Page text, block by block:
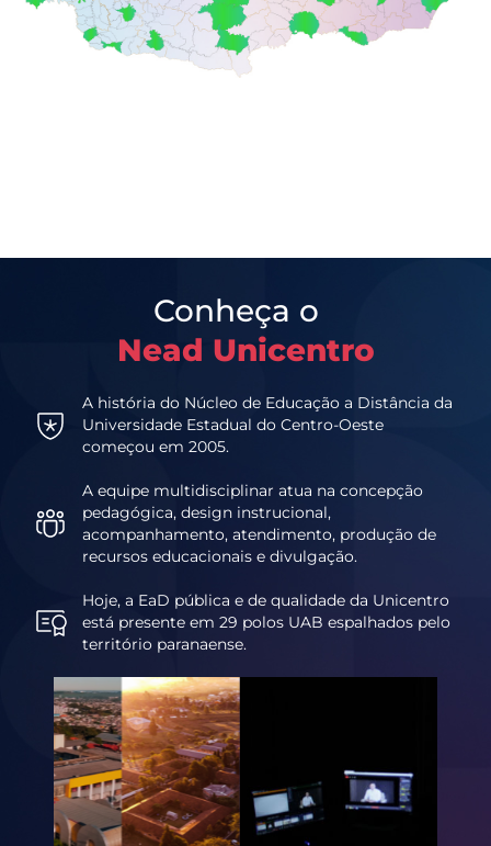
Conheça o
Nead Unicentro
A história do Núcleo de Educação a Distância da
Universidade Estadual do Centro-Oeste
começou em 2005.
A equipe multidisciplinar atua na concepção
pedagógica, design instrucional,
acompanhamento, atendimento, produção de
recursos educacionais e divulgação.
Hoje, a EaD pública e de qualidade da Unicentro
está presente em 29 polos UAB espalhados pelo
território paranaense.